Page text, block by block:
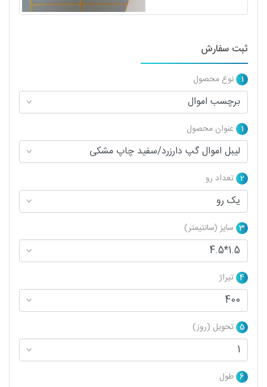
ثبت سفارش
1 نوع محصول
1 عنوان محصول
2 تعداد رو
3 سایز (سانتیمتر)
4 تیراژ
5 تحویل (روز)
6 طول